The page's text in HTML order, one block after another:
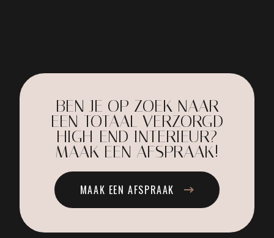
BEN JE OP ZOEK NAAR
EEN TOTAAL VERZORGD
HIGH-END INTERIEUR?
MAAK EEN AFSPRAAK!
MAAK EEN AFSPRAAK